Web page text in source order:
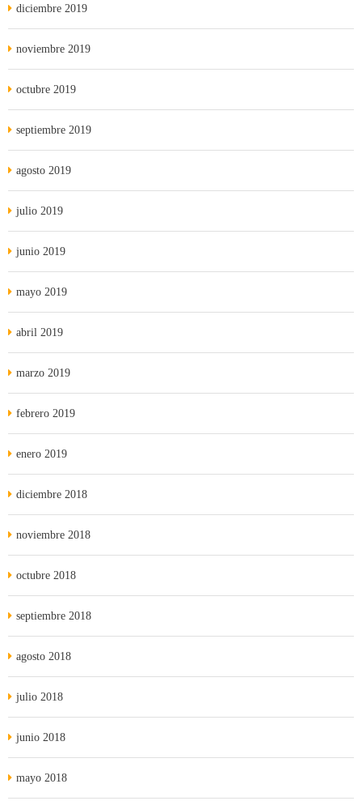
diciembre 2019
noviembre 2019
octubre 2019
septiembre 2019
agosto 2019
julio 2019
junio 2019
mayo 2019
abril 2019
marzo 2019
febrero 2019
enero 2019
diciembre 2018
noviembre 2018
octubre 2018
septiembre 2018
agosto 2018
julio 2018
junio 2018
mayo 2018